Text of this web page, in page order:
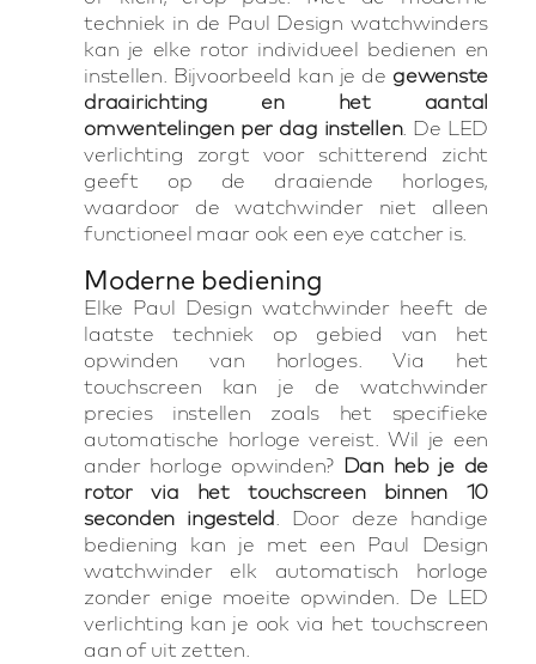
techniek in de Paul Design watchwinders
kan je elke rotor individueel bedienen en
instellen. Bijvoorbeeld kan je de gewenste
draairichting en het aantal
omwentelingen per dag instellen. De LED
verlichting zorgt voor schitterend zicht
geeft op de draaiende horloges,
waardoor de watchwinder niet alleen
functioneel maar ook een eye catcher is.
Moderne bediening
Elke Paul Design watchwinder heeft de
laatste techniek op gebied van het
opwinden van horloges. Via het
touchscreen kan je de watchwinder
precies instellen zoals het specifieke
automatische horloge vereist. Wil je een
ander horloge opwinden? Dan heb je de
rotor via het touchscreen binnen 10
seconden ingesteld . Door deze handige
bediening kan je met een Paul Design
watchwinder elk automatisch horloge
zonder enige moeite opwinden. De LED
verlichting kan je ook via het touchscreen
aan of uit zetten.